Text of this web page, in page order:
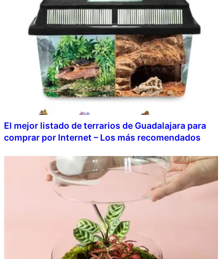
El mejor listado de terrarios de Guadalajara para
comprar por Internet – Los más recomendados